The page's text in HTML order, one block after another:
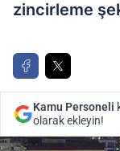
zincirleme
Kamu Personeli
olarak ekleyin!